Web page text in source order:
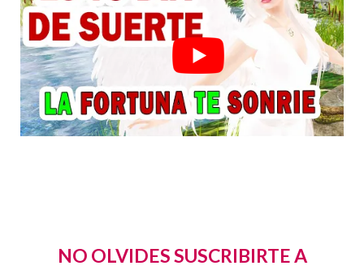
NO OLVIDES SUSCRIBIRTE A